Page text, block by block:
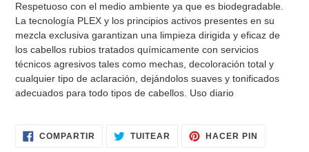
carrito
Respetuoso con el medio ambiente ya que es biodegradable.
La tecnología PLEX y los principios activos presentes en su
mezcla exclusiva garantizan una limpieza dirigida y eficaz de
los cabellos rubios tratados químicamente con servicios
técnicos agresivos tales como mechas, decoloración total y
cualquier tipo de aclaración, dejándolos suaves y tonificados
adecuados para todo tipos de cabellos. Uso diario
COMPARTIR COMPARTIRTUITEAR TUITEARHACER PIN